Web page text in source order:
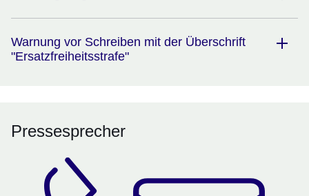
Warnung vor Schreiben mit der Überschrift
"Ersatzfreiheitsstrafe"
Pressesprecher